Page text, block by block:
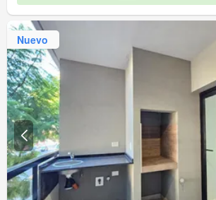
Nuevo